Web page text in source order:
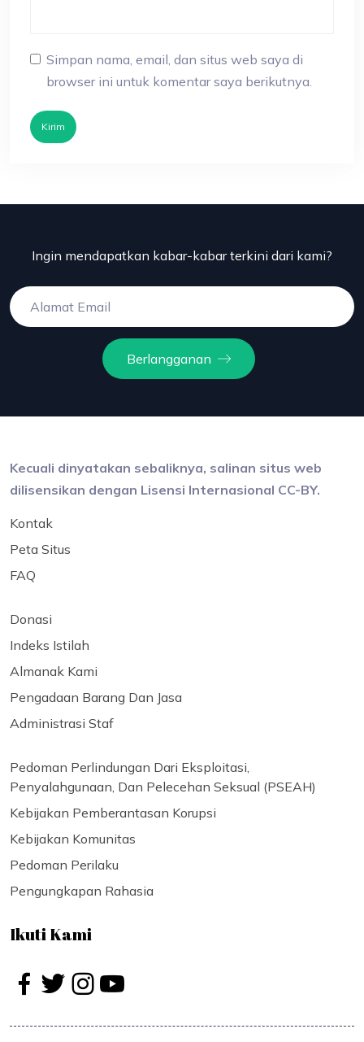
Simpan nama, email, dan situs web saya di
browser ini untuk komentar saya berikutnya.
Kirim
Ingin mendapatkan kabar-kabar terkini dari kami?
Berlangganan
Kecuali dinyatakan sebaliknya, salinan situs web
dilisensikan dengan Lisensi Internasional CC-BY.
Kontak
Peta Situs
FAQ
Donasi
Indeks Istilah
Almanak Kami
Pengadaan Barang Dan Jasa
Administrasi Staf
Pedoman Perlindungan Dari Eksploitasi,
Penyalahgunaan, Dan Pelecehan Seksual (PSEAH)
Kebijakan Pemberantasan Korupsi
Kebijakan Komunitas
Pedoman Perilaku
Pengungkapan Rahasia
Ikuti Kami